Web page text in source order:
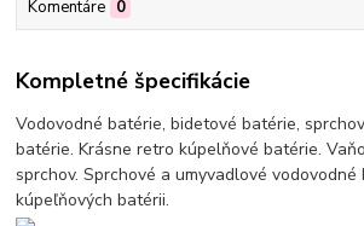
Komentáre 0
Kompletné špecifikácie
Vodovodné batérie, bidetové batérie,
batérie. Krásne retro kúpelňové batérie.
sprchov. Sprchové a umyvadlové
kúpeľňových batérii.